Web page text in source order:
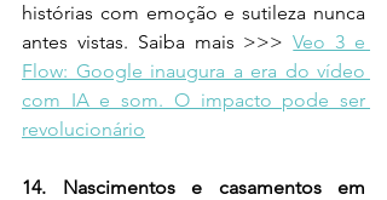
histórias com emoção e sutileza nunca
antes vistas. Saiba mais >>> Veo 3 e
Flow: Google inaugura a era do vídeo
com IA e som. O impacto pode ser
revolucionário
14. Nascimentos e casamentos em